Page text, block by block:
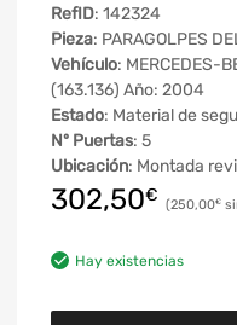
RefID: 142324
Pieza: PARAGOLPES
Vehículo: MERCEDES-
(163.136) Año: 2004
Estado: Material de
Nº Puertas: 5
Ubicación: Montada
302,50€ 250,00€
Hay existencias